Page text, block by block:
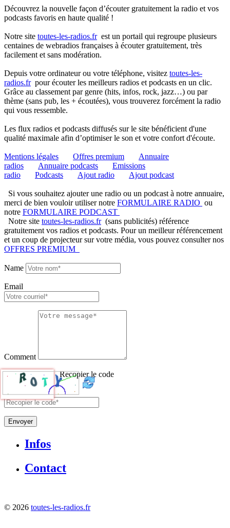
Découvrez la nouvelle façon d’écouter gratuitement la radio et vos
podcasts favoris en haute qualité !
Notre site toutes-les-radios.frest un portail qui regroupe plusieurs
centaines de webradios françaises à écouter gratuitement, très
facilement et sans modération.
Depuis votre ordinateur ou votre téléphone, visitez toutes-les-
radios.frpour écouter les meilleurs radios et podcasts en un clic.
Grâce au classement par genre (hits, infos, rock, jazz…) ou par
thème (sans pub, les + écoutées), vous trouverez forcément la radio
qui vous ressemble.
Les flux radios et podcasts diffusés sur le site bénéficient d'une
qualité maximale afin d’optimiser le son et votre confort d'écoute.
Mentions légales Offres premium
Annuaire
radios
Annuaire podcasts
Emissions
radio
Podcasts Ajout radio Ajout podcast
Si vous souhaitez ajouter une radio ou un podcast à notre annuaire,
merci de bien vouloir utiliser notre FORMULAIRE RADIO ou
notre FORMULAIRE PODCAST
Notre site toutes-les-radios.fr(sans publicités) référence
gratuitement vos radios et podcasts. Pour un meilleur référencement
et un coup de projecteur sur votre média, vous pouvez consulter nos
OFFRES PREMIUM
Name
Email
Comment
Recopier le code
Envoyer
Infos
Contact
© 2026 toutes-les-radios.fr